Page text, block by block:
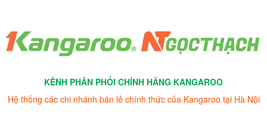
KÊNH PHÂN PHỐI CHÍNH HÃNG KANGAROO
Hệ thống các chi nhánh bán lẻ chính thức của Kangaroo tại Hà Nội